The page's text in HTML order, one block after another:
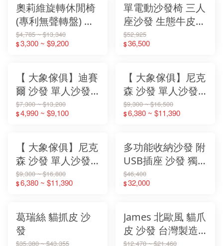
奧莉維旋轉休閒椅
(專利無聲轉盤) 休
閒椅 旋轉休閒椅
【大象傢俱】
$4,785 ~ $13,340
$3,300 ~ $9,200
單電動沙發椅 三人
座沙發 生態牛皮
USB手機充電沙發
【大象傢俱】
$52,925
$36,500
【 大象傢俱】迪賽
爾 沙發 單人沙發
雙人沙發 三人沙發
客廳沙發 多人座沙
感沙發【 免安裝】
$7,300 ~ $13,200
$4,990 ~ $9,100
【 大象傢俱】尼克
森 沙發 單人沙發
雙人沙發 三人沙發
客廳沙發 多人座沙
枕 米色【 免安
裝】
$9,300 ~ $16,500
$6,380 ~ $11,390
【 大象傢俱】尼克
森 沙發 單人沙發
雙人沙發 三人沙發
客廳沙發 多人座沙
枕 淺藍【 免安
裝】
$9,300 ~ $16,800
$6,380 ~ $11,390
多功能收納沙發 附
USB插座 沙發 獨
立筒 /高密度泡棉
【大象傢俱】
$46,400
$32,000
葛瑞絲 貓抓皮 沙
發
$35,380 ~ $43,355
James 北歐風 貓爪
皮 沙發 台灣製造
$12,470 ~ $21,460